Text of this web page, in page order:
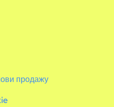
продажу